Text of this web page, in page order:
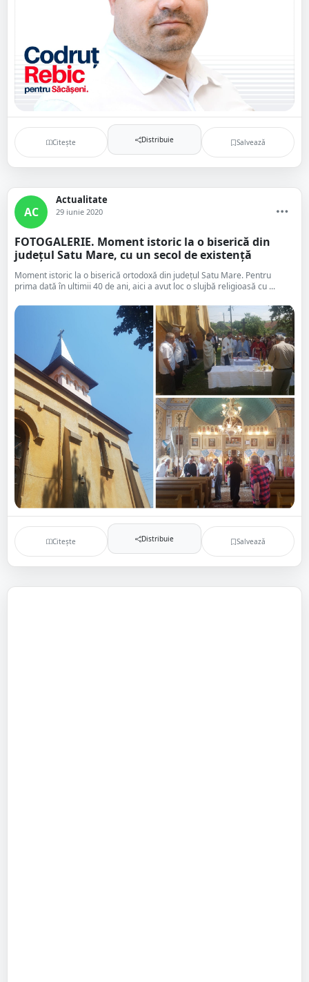
Citește Distribuie Salvează
AC
Actualitate
29 iunie 2020
FOTOGALERIE. Moment istoric la o biserică din
județul Satu Mare, cu un secol de existență
Moment istoric la o biserică ortodoxă din județul Satu Mare. Pentru
prima dată în ultimii 40 de ani, aici a avut loc o slujbă religioasă cu ...
Citește Distribuie Salvează